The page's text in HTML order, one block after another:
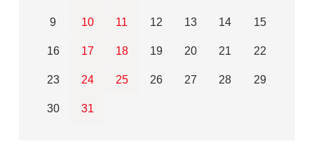
9 10 11 12 13 14 15
16 17 18 19 20 21 22
23 24 25 26 27 28 29
30 31